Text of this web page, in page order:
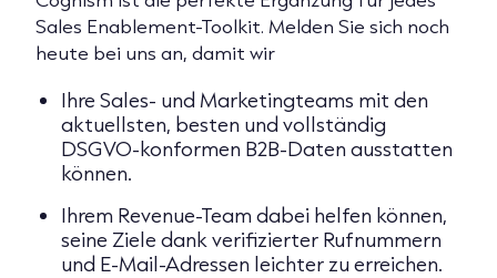
Sales Enablement-Toolkit. Melden Sie sich noch
heute bei uns an, damit wir
Ihre Sales- und Marketingteams mit den
aktuellsten, besten und vollständig
DSGVO-konformen B2B-Daten ausstatten
können.
Ihrem Revenue-Team dabei helfen können,
seine Ziele dank verifizierter Rufnummern
und E-Mail-Adressen leichter zu erreichen.